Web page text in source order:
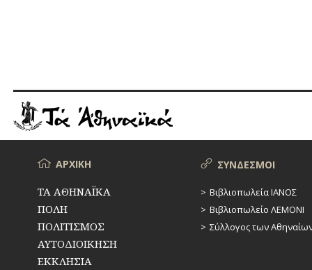
ΜενούΑΡΧΙΚΗ
ΤΑ ΑΘΗΝΑΪΚΑ
ΠΟΛΗ
ΠΟΛΙΤΙΣΜΟΣ
ΑΥΤΟΔΙΟΙΚΗΣΗ
ΕΚΚΛΗΣΙΑ
ΣΥΝΔΕΣΜΟΙ
Βιβλιοπωλεία ΙΑΝΟΣ
Βιβλιοπωλείο ΛΕΜΟΝΙ
Σύλλογος των